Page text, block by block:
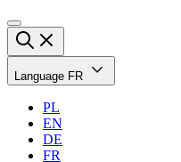
Language FR
PL
EN
DE
FR